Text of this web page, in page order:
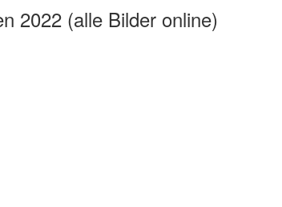
2022 (alle Bilder online)